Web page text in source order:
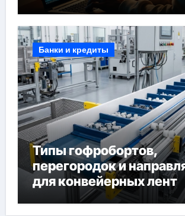
Банки и кредиты
Типы гофробортов,
перегородок и
для конвейерных лент